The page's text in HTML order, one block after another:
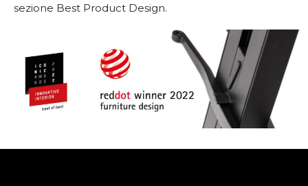
sezione Best Product Design.